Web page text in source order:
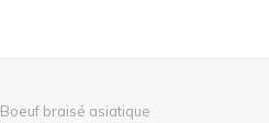
Boeuf braisé asiatique